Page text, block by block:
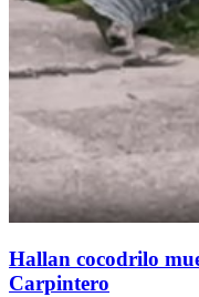
Hallan cocodrilo
Carpintero